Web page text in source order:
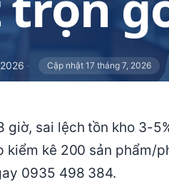
· Cập nhật 17 tháng 7, 2026
sai lệch tồn kho 3-
kiểm kê 200 sản phẩm/
0935 498 384.